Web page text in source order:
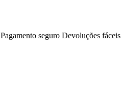
Pagamento seguro Devoluções fáceis